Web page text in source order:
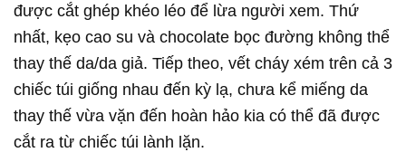
được cắt ghép khéo léo để lừa người xem. Thứ
nhất, kẹo cao su và chocolate bọc đường không thể
thay thế da/da giả. Tiếp theo, vết cháy xém trên cả 3
chiếc túi giống nhau đến kỳ lạ, chưa kể miếng da
thay thế vừa vặn đến hoàn hảo kia có thể đã được
cắt ra từ chiếc túi lành lặn.